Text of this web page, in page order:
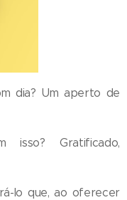
dia? Um aperto de
Gratificado,
lo que, ao oferecer